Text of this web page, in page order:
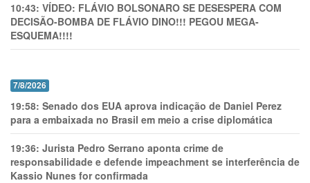
10:43: VÍDEO: FLÁVIO BOLSONARO SE DESESPERA COM
DECISÃO-BOMBA DE FLÁVIO DINO!!! PEGOU MEGA-
ESQUEMA!!!!
7/8/2026
19:58: Senado dos EUA aprova indicação de Daniel Perez
para a embaixada no Brasil em meio a crise diplomática
19:36: Jurista Pedro Serrano aponta crime de
responsabilidade e defende impeachment se interferência de
Kassio Nunes for confirmada